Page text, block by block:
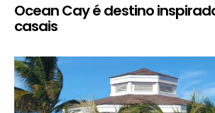
Ocean Cay é destino
casais